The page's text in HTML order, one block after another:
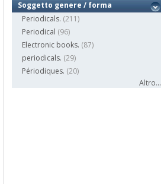
Soggetto genere / forma
Periodicals. (211)
Periodical (96)
Electronic books. (87)
periodicals. (29)
Périodiques. (20)
Altro...